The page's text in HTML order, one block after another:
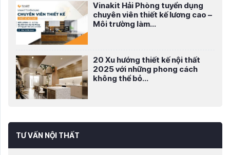
Vinakit Hải Phòng tuyển dụng
chuyên viên thiết kế lương cao –
Môi trường làm...
20 Xu hướng thiết kế nội thất
2025 với những phong cách
không thể bỏ...
TƯ VẤN NỘI THẤT